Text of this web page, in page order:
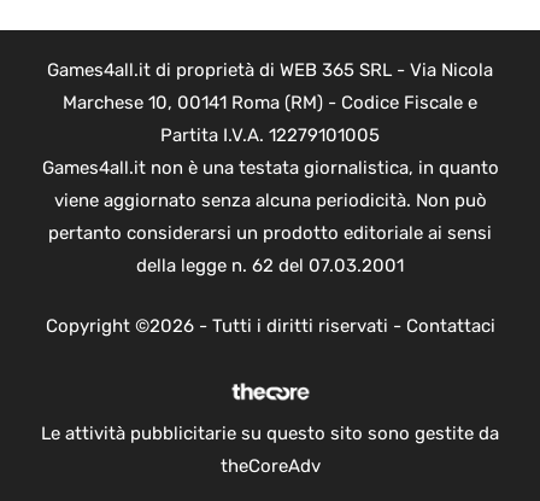
Games4all.it di proprietà di WEB 365 SRL - Via Nicola
Marchese 10, 00141 Roma (RM) - Codice Fiscale e
Partita I.V.A. 12279101005
Games4all.it non è una testata giornalistica, in quanto
viene aggiornato senza alcuna periodicità. Non può
pertanto considerarsi un prodotto editoriale ai sensi
della legge n. 62 del 07.03.2001
Copyright ©2026 - Tutti i diritti riservati - Contattaci
Le attività pubblicitarie su questo sito sono gestite da
theCoreAdv